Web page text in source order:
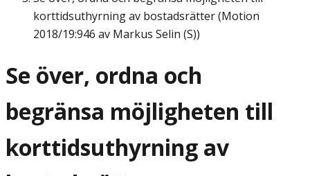
korttidsuthyrning av bostadsrätter (Motion
2018/19:946 av Markus Selin (S))
Se över, ordna och
begränsa möjligheten till
korttidsuthyrning av